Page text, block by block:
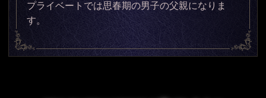
プライベートでは思春期の男子の父親になりま
す。